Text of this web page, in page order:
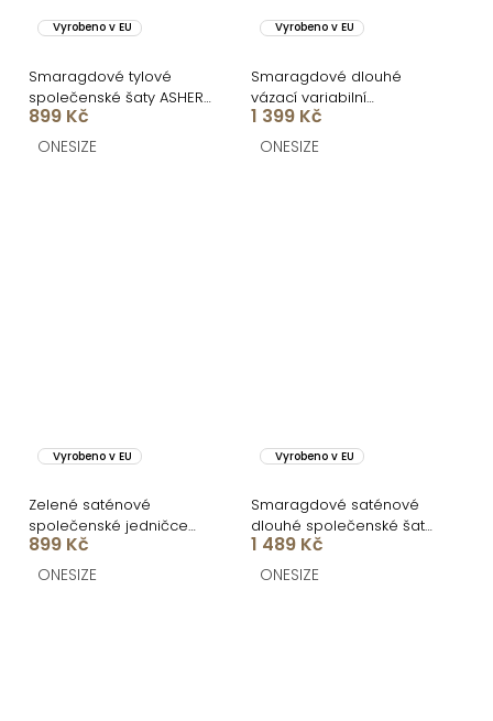
Vyrobeno v EU
Smaragdové tylové
společenské šaty ASHER
s dlouhým rukávem
899 Kč
ONESIZE
Vyrobeno v EU
Smaragdové dlouhé
vázací variabilní
společenské šaty
CUPAUCA
1 399 Kč
ONESIZE
Vyrobeno v EU
Zelené saténové
společenské jedničce
šaty EZMIRA
899 Kč
ONESIZE
Vyrobeno v EU
Smaragdové saténové
dlouhé společenské šaty
LUNOREX
1 489 Kč
ONESIZE